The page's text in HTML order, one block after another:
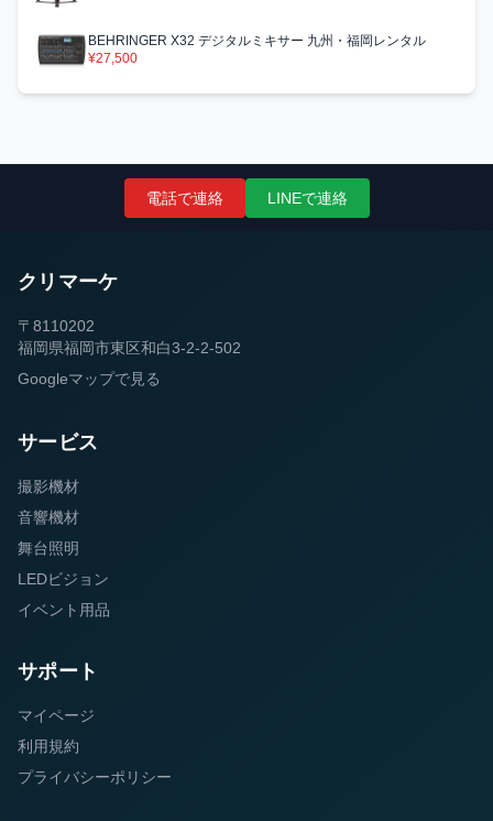
BEHRINGER X32 デジタルミキサー 九州・福岡レンタル
¥27,500
電話で連絡 LINEで連絡
クリマーケ
〒8110202
福岡県福岡市東区和白3-2-2-502
Googleマップで見る
サービス
撮影機材
音響機材
舞台照明
LEDビジョン
イベント用品
サポート
マイページ
利用規約
プライバシーポリシー